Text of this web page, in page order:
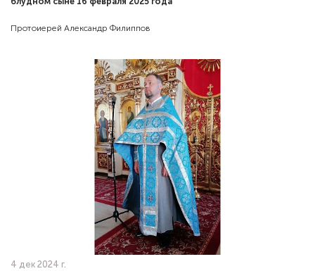
Протоиерей Александр Филиппов
4 дек 2024 г.